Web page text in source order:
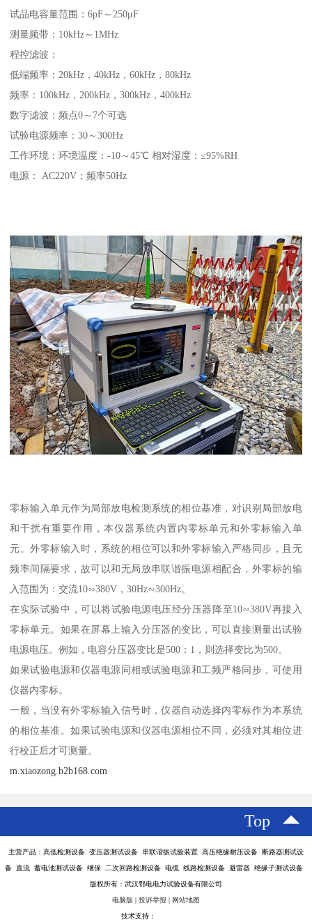
试品电容量范围：6pF～250μF
测量频带：10kHz～1MHz
程控滤波：
低端频率：20kHz，40kHz，60kHz，80kHz
频率：100kHz，200kHz，300kHz，400kHz
数字滤波：频点0～7个可选
试验电源频率：30～300Hz
工作环境：环境温度：-10～45℃ 相对湿度：≤95%RH
电源： AC220V；频率50Hz
零标输入单元作为局部放电检测系统的相位基准，对识别局部放电
和干扰有重要作用，本仪器系统内置内零标单元和外零标输入单
元。外零标输入时，系统的相位可以和外零标输入严格同步，且无
频率间隔要求，故可以和无局放串联谐振电源相配合，外零标的输
入范围为：交流10∽380V，30Hz∽300Hz。
在实际试验中，可以将试验电源电压经分压器降至10∽380V再接入
零标单元。如果在屏幕上输入分压器的变比，可以直接测量出试验
电源电压。例如，电容分压器变比是500：1，则选择变比为500。
如果试验电源和仪器电源同相或试验电源和工频严格同步，可使用
仪器内零标。
一般，当没有外零标输入信号时，仪器自动选择内零标作为本系统
的相位基准。如果试验电源和仪器电源相位不同，必须对其相位进
行校正后才可测量。
m.xiaozong.b2b168.com
Top
主营产品：高低检测设备 变压器测试设备 串联谐振试验装置 高压绝缘耐压设备 断路器测试设
备 直流 蓄电池测试设备 继保 二次回路检测设备 电缆 线路检测设备 避雷器 绝缘子测试设备
版权所有：武汉鄂电电力试验设备有限公司
电脑版 | 投诉举报 | 网站地图
技术支持：